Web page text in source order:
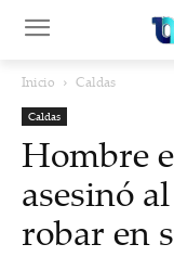
Inicio Caldas
Caldas
Hombre
asesinó
robar en